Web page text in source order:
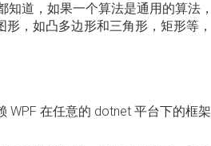
道，如果一个算法是通用的算法，
，如凸多边形和三角形，矩形等，
WPF 在任意的 dotnet 平台下的框架